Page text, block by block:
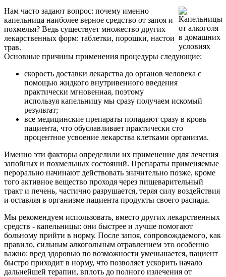
Нам часто задают вопрос: почему именно
капельница наиболее верное средство от запоя и
похмелья? Ведь существует множество других
лекарственных форм: таблетки, порошки, настои
трав.
Основные причины применения процедуры следующие:
скорость доставки лекарства до органов человека с
помощью жидкого внутривенного введения
практически мгновенная, поэтому
используя капельницу мы сразу получаем искомый
результат;
все медицинские препараты попадают сразу в кровь
пациента, что обуславливает практически сто
процентное усвоение лекарства клетками организма.
Именно эти факторы определили их применение для лечения
запойных и похмельных состояний. Препараты применяемые
перорально начинают действовать значительно позже, кроме
того активное вещество проходя через пищеварительный
тракт и печень, частично разрушается, теряя силу воздействия
и оставляя в организме пациента продукты своего распада.
Мы рекомендуем использовать, вместо других лекарственных
средств - капельницы: они быстрее и лучше помогают
больному прийти в норму. После запоя, сопровождаемого, как
правило, сильным алкогольным отравлением это особенно
важно: вред здоровью по возможности уменьшается, пациент
быстро приходит в норму, что позволяет ускорить начало
дальнейшей терапии, вплоть до полного излечения от